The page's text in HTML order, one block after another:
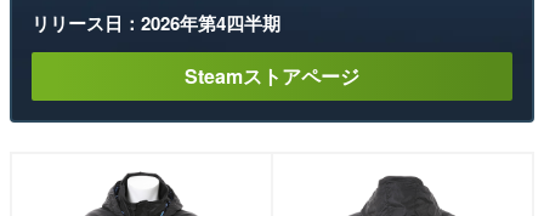
リリース日：2026年第4四半期
Steamストアページ